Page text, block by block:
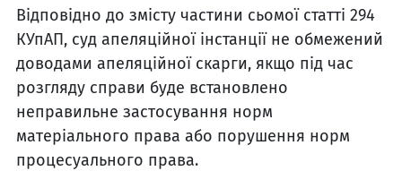
Відповідно до змісту частини сьомої статті 294
КУпАП, суд апеляційної інстанції не обмежений
доводами апеляційної скарги, якщо під час
розгляду справи буде встановлено
неправильне застосування норм
матеріального права або порушення норм
процесуального права.